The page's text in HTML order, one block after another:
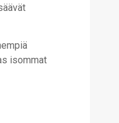
isommat